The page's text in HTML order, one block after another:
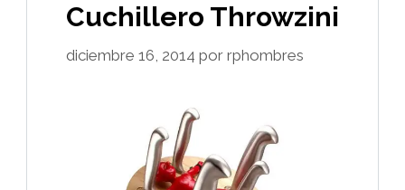
Cuchillero Throwzini
diciembre 16, 2014 por rphombres